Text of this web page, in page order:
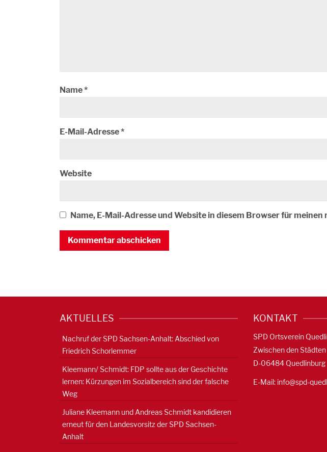
Name*
E-Mail-Adresse*
Website
Name, E-Mail-Adresse und Website in diesem Browser für
AKTUELLES
Nachruf der SPD Sachsen-Anhalt: Abschied von
Friedrich Schorlemmer
Kleemann/ Schmidt: FDP sollte aus der Geschichte
lernen: Kürzungen im Sozialbereich sind der falsche
Weg
Juliane Kleemann und Andreas Schmidt kandidieren
erneut für den Landesvorsitz der SPD Sachsen-
Anhalt
KONTAKT
SPD Ortsverein
Zwischen den
D-06484 Quedlinburg
E-Mail: info@spd-